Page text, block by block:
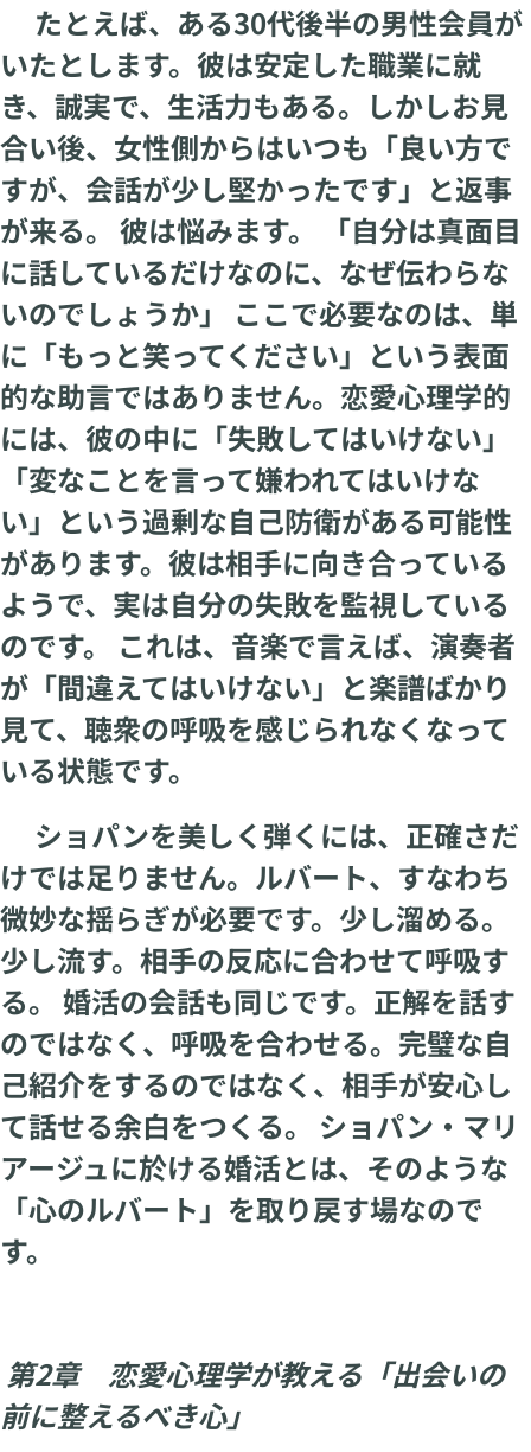
たとえば、ある30代後半の男性会員が
いたとします。彼は安定した職業に就
き、誠実で、生活力もある。しかしお見
合い後、女性側からはいつも「良い方で
すが、会話が少し堅かったです」と返事
が来る。 彼は悩みます。 「自分は真面目
に話しているだけなのに、なぜ伝わらな
いのでしょうか」 ここで必要なのは、単
に「もっと笑ってください」という表面
的な助言ではありません。恋愛心理学的
には、彼の中に「失敗してはいけない」
「変なことを言って嫌われてはいけな
い」という過剰な自己防衛がある可能性
があります。彼は相手に向き合っている
ようで、実は自分の失敗を監視している
のです。 これは、音楽で言えば、演奏者
が「間違えてはいけない」と楽譜ばかり
見て、聴衆の呼吸を感じられなくなって
いる状態です。
ショパンを美しく弾くには、正確さだ
けでは足りません。ルバート、すなわち
微妙な揺らぎが必要です。少し溜める。
少し流す。相手の反応に合わせて呼吸す
る。 婚活の会話も同じです。正解を話す
のではなく、呼吸を合わせる。完璧な自
己紹介をするのではなく、相手が安心し
て話せる余白をつくる。 ショパン・マリ
アージュに於ける婚活とは、そのような
「心のルバート」を取り戻す場なので
す。
第2章 恋愛心理学が教える「出会いの
前に整えるべき心」